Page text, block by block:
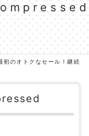
のオトクなセール！継続